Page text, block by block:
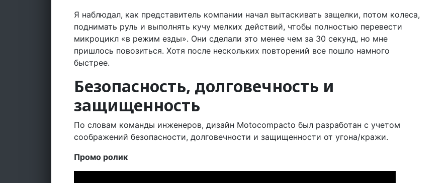
Я наблюдал, как представитель компании начал вытаскивать защелки, потом колеса,
поднимать руль и выполнять кучу мелких действий, чтобы полностью перевести
микроцикл «в режим езды». Они сделали это менее чем за 30 секунд, но мне
пришлось повозиться. Хотя после нескольких повторений все пошло намного
быстрее.
Безопасность, долговечность и
защищенность
По словам команды инженеров, дизайн Motocompacto был разработан с учетом
соображений безопасности, долговечности и защищенности от угона/кражи.
Промо ролик